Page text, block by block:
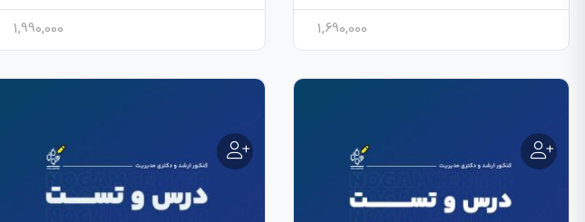
1,690,000
1,990,000